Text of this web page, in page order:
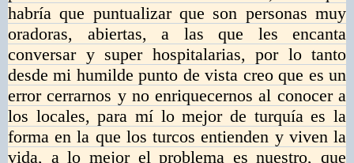
habría que puntualizar que son personas muy
oradoras, abiertas, a las que les encanta
conversar y super hospitalarias, por lo tanto
desde mi humilde punto de vista creo que es un
error cerrarnos y no enriquecernos al conocer a
los locales, para mí lo mejor de turquía es la
forma en la que los turcos entienden y viven la
vida, a lo mejor el problema es nuestro, que